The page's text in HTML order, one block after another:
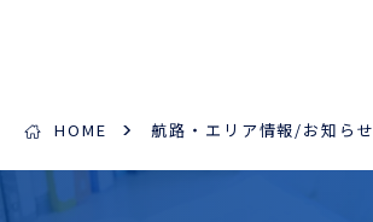
HOME 航路・エリア情報/お知らせ